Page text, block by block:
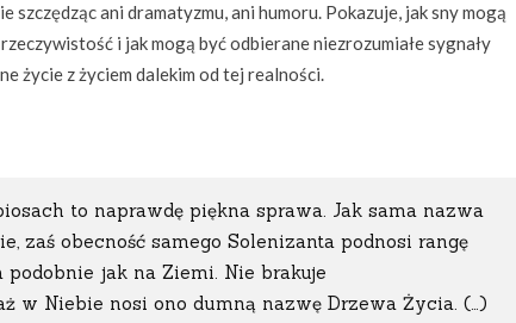
szczędząc ani dramatyzmu, ani humoru. Pokazuje, jak sny mogą
i jak mogą być odbierane niezrozumiałe sygnały
życie z życiem dalekim od tej realności.
to naprawdę piękna sprawa. Jak sama nazwa
zaś obecność samego Solenizanta podnosi rangę
jak na Ziemi. Nie brakuje
w Niebie nosi ono dumną nazwę Drzewa Życia. (…)